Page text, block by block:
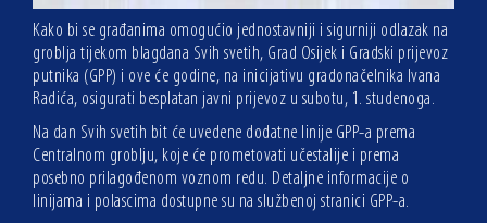
Kako bi se građanima omogućio jednostavniji i sigurniji odlazak na
groblja tijekom blagdana Svih svetih, Grad Osijek i Gradski prijevoz
putnika (GPP) i ove će godine, na inicijativu gradonačelnika Ivana
Radića, osigurati besplatan javni prijevoz u subotu, 1. studenoga.
Na dan Svih svetih bit će uvedene dodatne linije GPP-a prema
Centralnom groblju, koje će prometovati učestalije i prema
posebno prilagođenom voznom redu. Detaljne informacije o
linijama i polascima dostupne su na službenoj stranici GPP-a.